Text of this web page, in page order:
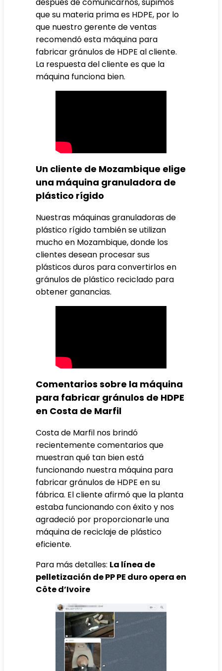
que su materia prima es HDPE, por lo
que nuestro gerente de ventas
recomendó esta máquina para
fabricar gránulos de HDPE al cliente.
La respuesta del cliente es que la
máquina funciona bien.
Un cliente de Mozambique elige
una máquina granuladora de
plástico rígido
Nuestras máquinas granuladoras de
plástico rígido también se utilizan
mucho en Mozambique, donde los
clientes desean procesar sus
plásticos duros para convertirlos en
gránulos de plástico reciclado para
obtener ganancias.
Comentarios sobre la máquina
para fabricar gránulos de HDPE
en Costa de Marfil
Costa de Marfil nos brindó
recientemente comentarios que
muestran qué tan bien está
funcionando nuestra máquina para
fabricar gránulos de HDPE en su
fábrica. El cliente afirmó que la planta
estaba funcionando con éxito y nos
agradeció por proporcionarle una
máquina de reciclaje de plástico
eficiente.
Para más detalles: La línea de
pelletización de PP PE duro opera en
Côte d’Ivoire